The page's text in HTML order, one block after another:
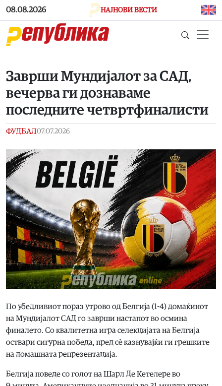
Skip to main content
08.08.2026 НАЈНОВИ ВЕСТИ
Заврши Мундијалот за САД,
вечерва ги дознаваме
последните четвртфиналисти
ФУДБАЛ07.07.2026
По убедливиот пораз утрово од Белгија (1-4) домаќинот
на Мундијалот САД го заврши настапот во осмина
финалето. Со квалитетна игра селекцијата на Белгија
оствари сигурна победа, пред сè казнувајќи ги грешките
на домашната репрезентација.
Белгија поведе со голот на Шарл Де Кетелере во